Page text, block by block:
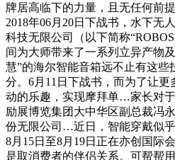
牌居高临下的力量，且无任何前
2018年06月20日下战书，水下无
科技无限公司（以下简称
间为大师带来了一系列立异产物
慧”的海尔智能音箱远不止有这些
分。6月11日下战书，而为了让
动的乐趣，实现摩拜单…家长对
励展博览集团大中华区副总裁冯
份无限公司…近日，智能穿戴似
8月15日至8月19日正在亦创国际
是取消费者的伴侣关系。可帮帮